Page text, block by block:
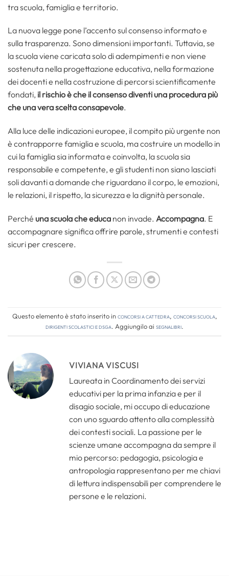
tra scuola, famiglia e territorio.
La nuova legge pone l’accento sul consenso informato e
sulla trasparenza. Sono dimensioni importanti. Tuttavia, se
la scuola viene caricata solo di adempimenti e non viene
sostenuta nella progettazione educativa, nella formazione
dei docenti e nella costruzione di percorsi scientificamente
fondati, il rischio è che il consenso diventi una procedura più
che una vera scelta consapevole.
Alla luce delle indicazioni europee, il compito più urgente non
è contrapporre famiglia e scuola, ma costruire un modello in
cui la famiglia sia informata e coinvolta, la scuola sia
responsabile e competente, e gli studenti non siano lasciati
soli davanti a domande che riguardano il corpo, le emozioni,
le relazioni, il rispetto, la sicurezza e la dignità personale.
Perché una scuola che educa non invade. Accompagna. E
accompagnare significa offrire parole, strumenti e contesti
sicuri per crescere.
Questo elemento è stato inserito inConcorsi a cattedra, Concorsi Scuola,
Dirigenti Scolastici e DSGA. Aggiungilo ai segnalibri.
VIVIANA VISCUSI
Laureata in Coordinamento dei servizi
educativi per la prima infanzia e per il
disagio sociale, mi occupo di educazione
con uno sguardo attento alla complessità
dei contesti sociali. La passione per le
scienze umane accompagna da sempre il
mio percorso: pedagogia, psicologia e
antropologia rappresentano per me chiavi
di lettura indispensabili per comprendere le
persone e le relazioni.